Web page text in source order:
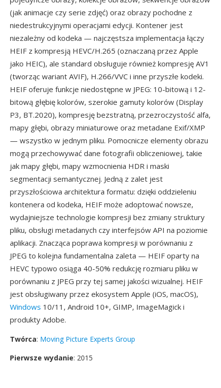
(jak animacje czy serie zdjęć) oraz obrazy pochodne z
niedestrukcyjnymi operacjami edycji. Kontener jest
niezależny od kodeka — najczęstsza implementacja łączy
HEIF z kompresją HEVC/H.265 (oznaczaną przez Apple
jako HEIC), ale standard obsługuje również kompresję AV1
(tworząc wariant AVIF), H.266/VVC i inne przyszłe kodeki.
HEIF oferuje funkcje niedostępne w JPEG: 10-bitową i 12-
bitową głębię kolorów, szerokie gamuty kolorów (Display
P3, BT.2020), kompresję bezstratną, przezroczystość alfa,
mapy głębi, obrazy miniaturowe oraz metadane Exif/XMP
— wszystko w jednym pliku. Pomocnicze elementy obrazu
mogą przechowywać dane fotografii obliczeniowej, takie
jak mapy głębi, mapy wzmocnienia HDR i maski
segmentacji semantycznej. Jedną z zalet jest
przyszłościowa architektura formatu: dzięki oddzieleniu
kontenera od kodeka, HEIF może adoptować nowsze,
wydajniejsze technologie kompresji bez zmiany struktury
pliku, obsługi metadanych czy interfejsów API na poziomie
aplikacji. Znacząca poprawa kompresji w porównaniu z
JPEG to kolejna fundamentalna zaleta — HEIF oparty na
HEVC typowo osiąga 40-50% redukcję rozmiaru pliku w
porównaniu z JPEG przy tej samej jakości wizualnej. HEIF
jest obsługiwany przez ekosystem Apple (iOS, macOS),
Windows 10/11, Android 10+, GIMP, ImageMagick i
produkty Adobe.
Twórca: Moving Picture Experts Group
Pierwsze wydanie: 2015